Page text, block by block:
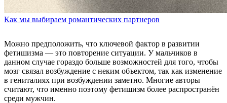
Как мы выбираем романтических партнеров
Можно предположить, что ключевой фактор в развитии
фетишизма — это повторение ситуации. У мальчиков в
данном случае гораздо больше возможностей для того, чтобы
мозг связал возбуждение с неким объектом, так как изменение
в гениталиях при возбуждении заметно. Многие авторы
считают, что именно поэтому фетишизм более распространён
среди мужчин.